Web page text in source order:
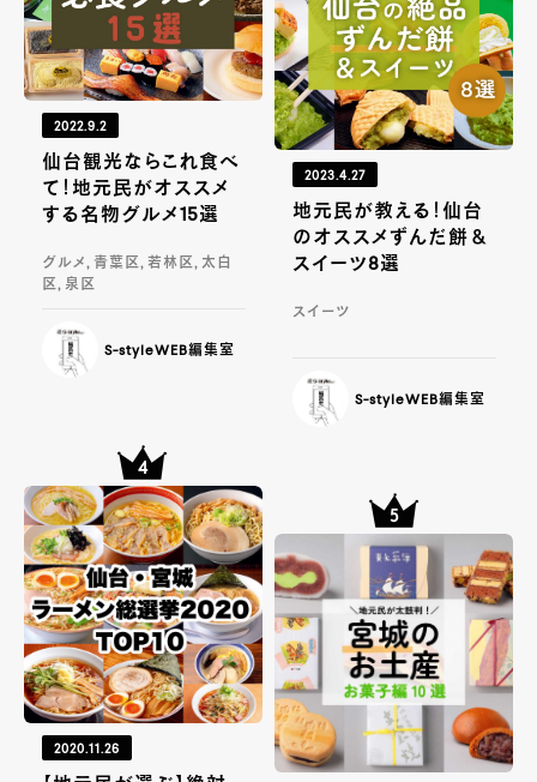
2022.9.2
仙台観光ならこれ食べ
て！地元民がオススメ
する名物グルメ15選
グルメ, 青葉区, 若林区, 太白
区, 泉区
S-styleWEB編集室
2023.4.27
地元民が教える！仙台
のオススメずんだ餅＆
スイーツ8選
スイーツ
S-styleWEB編集室
2020.11.26